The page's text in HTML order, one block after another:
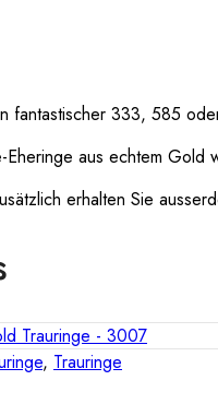
fantastischer 333, 585
aus echtem
erhalten Sie
, Trauringe